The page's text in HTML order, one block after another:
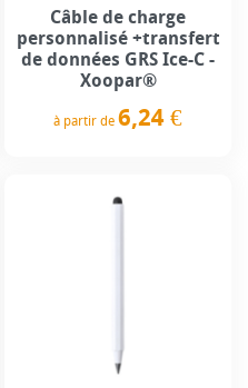
Câble de charge
personnalisé +transfert
de données GRS Ice-C -
Xoopar®
à partir de 6,24 €